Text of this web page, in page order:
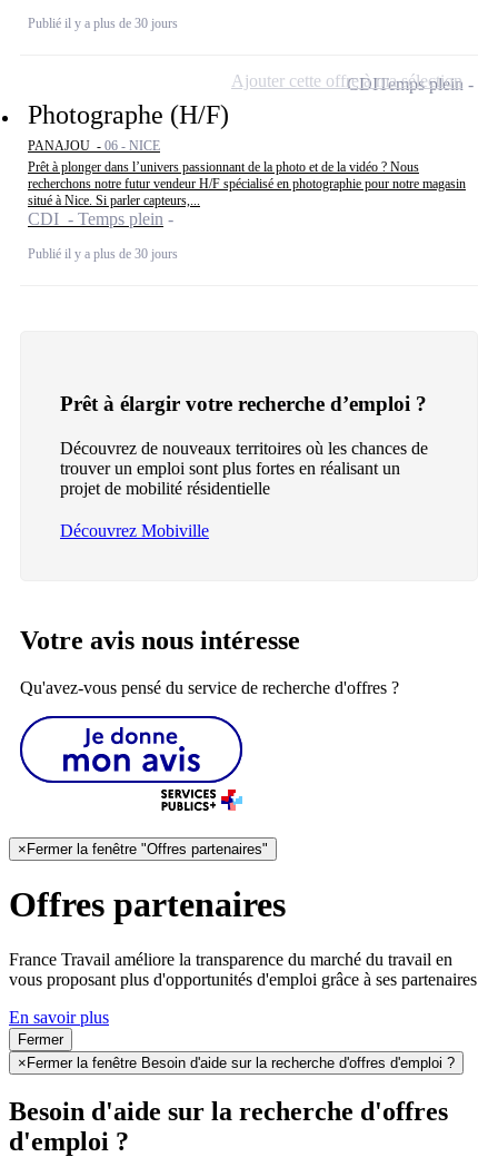
Publié il y a plus de 30 jours
Photographe (H/F)
PANAJOU - 06 - NICE
Prêt à plonger dans l’univers passionnant de la photo et de la vidéo ? Nous
recherchons notre futur vendeur H/F spécialisé en photographie pour notre magasin
situé à Nice. Si parler capteurs,...
CDI - Temps plein
Publié il y a plus de 30 jours
CDITemps plein
Ajouter cette offre à ma sélection
Prêt à élargir votre recherche d’emploi ?
Découvrez de nouveaux territoires où les chances de
trouver un emploi sont plus fortes en réalisant un
projet de mobilité résidentielle
Découvrez Mobiville
Votre avis nous intéresse
Qu'avez-vous pensé du service de recherche d'offres ?
× Fermer la fenêtre "Offres partenaires"
Offres partenaires
France Travail améliore la transparence du marché du travail en
vous proposant plus d'opportunités d'emploi grâce à ses partenaires
En savoir plus
Fermer
× Fermer la fenêtre Besoin d'aide sur la recherche d'offres d'emploi ?
Besoin d'aide sur la recherche d'offres
d'emploi ?